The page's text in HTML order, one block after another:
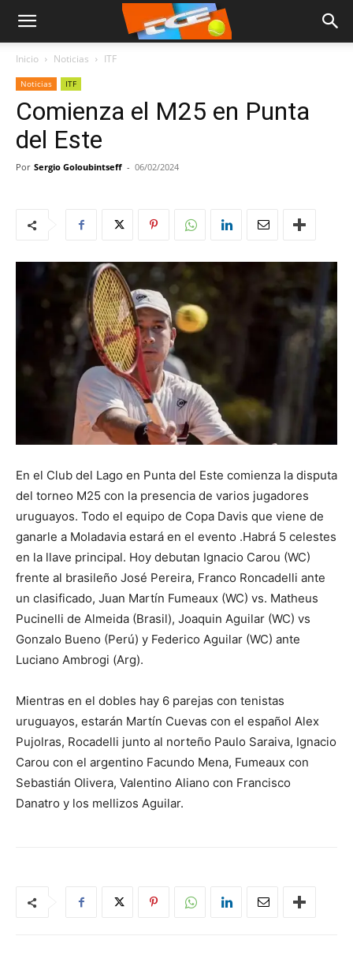
Inicio Noticias ITF
Noticias ITF
Comienza el M25 en Punta
del Este
Por Sergio Goloubintseff - 06/02/2024
En el Club del Lago en Punta del Este comienza la disputa
del torneo M25 con la presencia de varios jugadores
uruguayos. Todo el equipo de Copa Davis que viene de
ganarle a Moladavia estará en el evento .Habrá 5 celestes
en la llave principal. Hoy debutan Ignacio Carou (WC)
frente al brasileño José Pereira, Franco Roncadelli ante
un clasificado, Juan Martín Fumeaux (WC) vs. Matheus
Pucinelli de Almeida (Brasil), Joaquin Aguilar (WC) vs
Gonzalo Bueno (Perú) y Federico Aguilar (WC) ante
Luciano Ambrogi (Arg).
Mientras en el dobles hay 6 parejas con tenistas
uruguayos, estarán Martín Cuevas con el español Alex
Pujolras, Rocadelli junto al norteño Paulo Saraiva, Ignacio
Carou con el argentino Facundo Mena, Fumeaux con
Sebastián Olivera, Valentino Aliano con Francisco
Danatro y los mellizos Aguilar.